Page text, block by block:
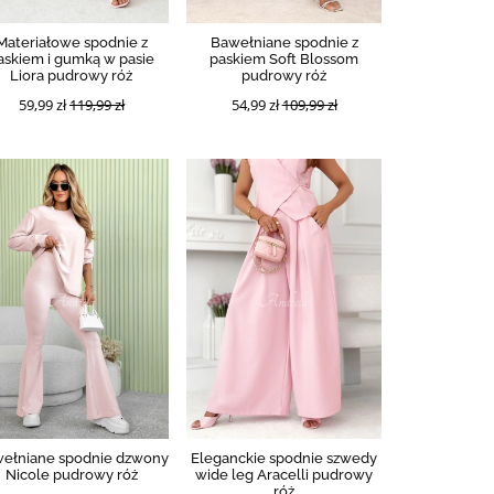
spodnie z
i gumką w pasie
Liora pudrowy róż
59,99 zł119,99 zł
Bawełniane spodnie z
paskiem Soft Blossom
pudrowy róż
54,99 zł109,99 zł
spodnie dzwony
Nicole pudrowy róż
Eleganckie spodnie szwedy
wide leg Aracelli pudrowy